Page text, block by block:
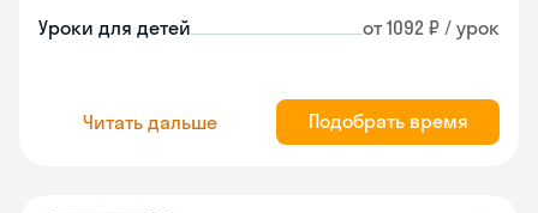
Уроки для детей от 1092 ₽ / урок
Читать дальше Подобрать время